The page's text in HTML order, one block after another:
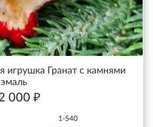
игрушка Гранат с камнями
эмаль
000 ₽
1-540